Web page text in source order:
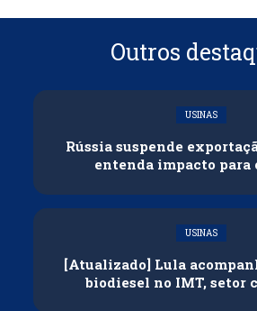
Outros
USINAS
Rússia suspende
entenda impacto para
USINAS
[Atualizado] Lula
biodiesel no IMT, setor